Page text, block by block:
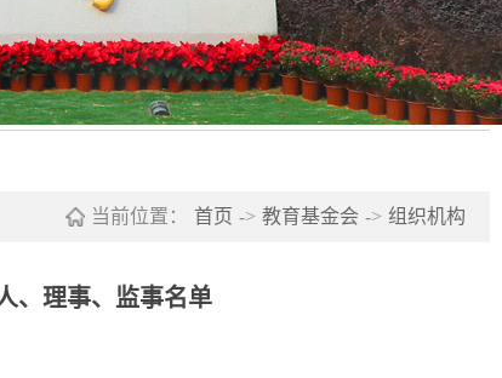
当前位置： 首页 -> 教育基金会 -> 组织机构
、理事、监事名单